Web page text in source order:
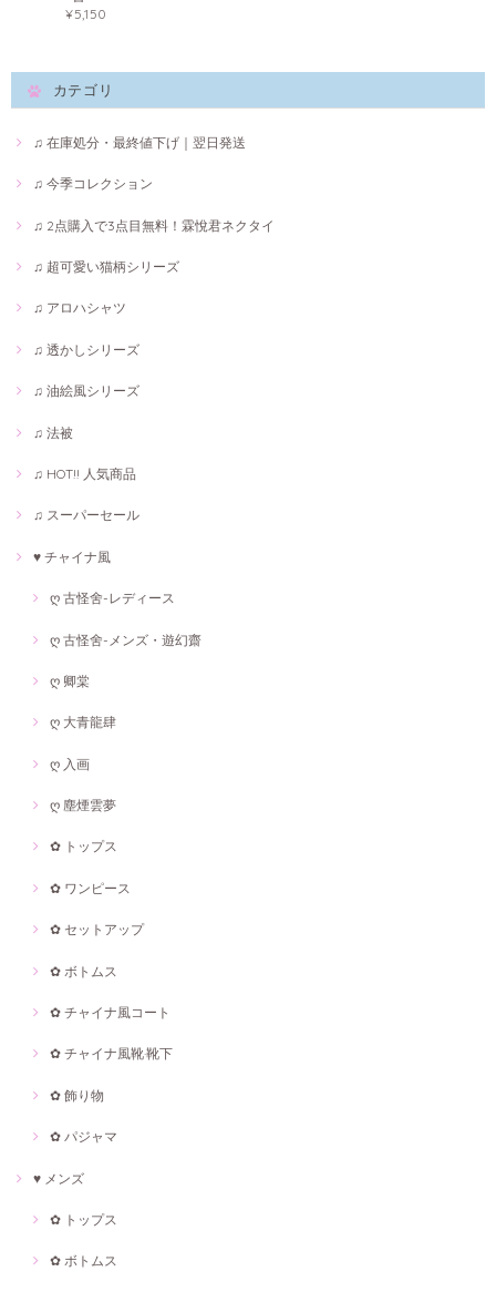
¥5,150
カテゴリ
♫ 在庫処分・最終値下げ｜翌日発送
♫ 今季コレクション
♫ 2点購入で3点目無料！霖悅君ネクタイ
♫ 超可愛い猫柄シリーズ
♫ アロハシャツ
♫ 透かしシリーズ
♫ 油絵風シリーズ
♫ 法被
♫ HOT!! 人気商品
♫ スーパーセール
♥ チャイナ風
ღ 古怪舍-レディース
ღ 古怪舍-メンズ・遊幻齋
ღ 卿棠
ღ 大青龍肆
ღ 入画
ღ 塵煙雲夢
✿ トップス
✿ ワンピース
✿ セットアップ
✿ ボトムス
✿ チャイナ風コート
✿ チャイナ風靴·靴下
✿ 飾り物
✿ パジャマ
♥ メンズ
✿ トップス
✿ ボトムス